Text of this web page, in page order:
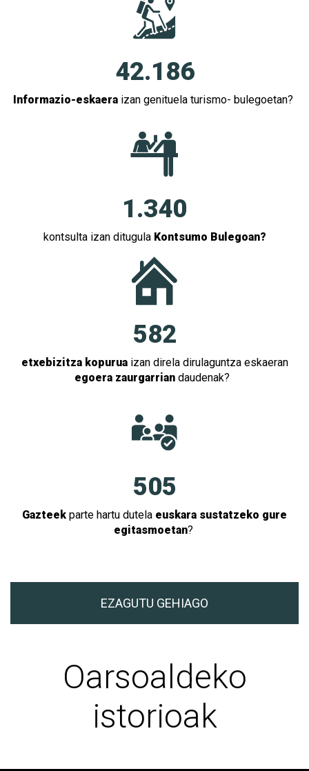
42.186
Informazio-eskaera izan genituela turismo- bulegoetan?
1.340
kontsulta izan ditugula Kontsumo Bulegoan?
582
etxebizitza kopuruaizan direla dirulaguntza eskaeran
egoera zaurgarriandaudenak?
505
Gazteek parte hartu dutela euskara sustatzeko gure
egitasmoetan?
EZAGUTU GEHIAGO
Oarsoaldeko
istorioak